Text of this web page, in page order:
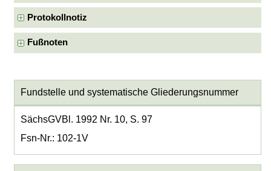
Protokollnotiz
Fußnoten
Fundstelle und systematische Gliederungsnummer
SächsGVBl. 1992 Nr. 10, S. 97
Fsn-Nr.: 102-1V